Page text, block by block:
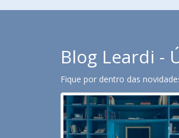
Blog Leardi -
Fique por dentro das